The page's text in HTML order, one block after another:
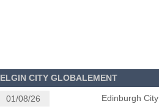
ELGIN CITY GLOBALEMENT
01/08/26 Edinburgh City